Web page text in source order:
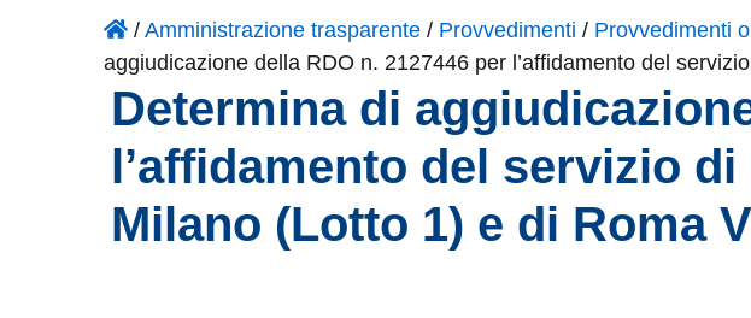
/Amministrazione trasparente / Provvedimenti / Provvedimenti
aggiudicazione della RDO n. 2127446 per l’affidamento del
Determina di
l’affidamento del servizio
Milano (Lotto 1) e di Roma